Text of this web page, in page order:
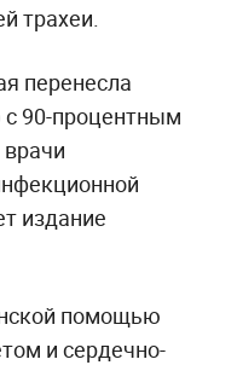
трахеи.
перенесла
90-процентным
издание
помощью
и сердечно-